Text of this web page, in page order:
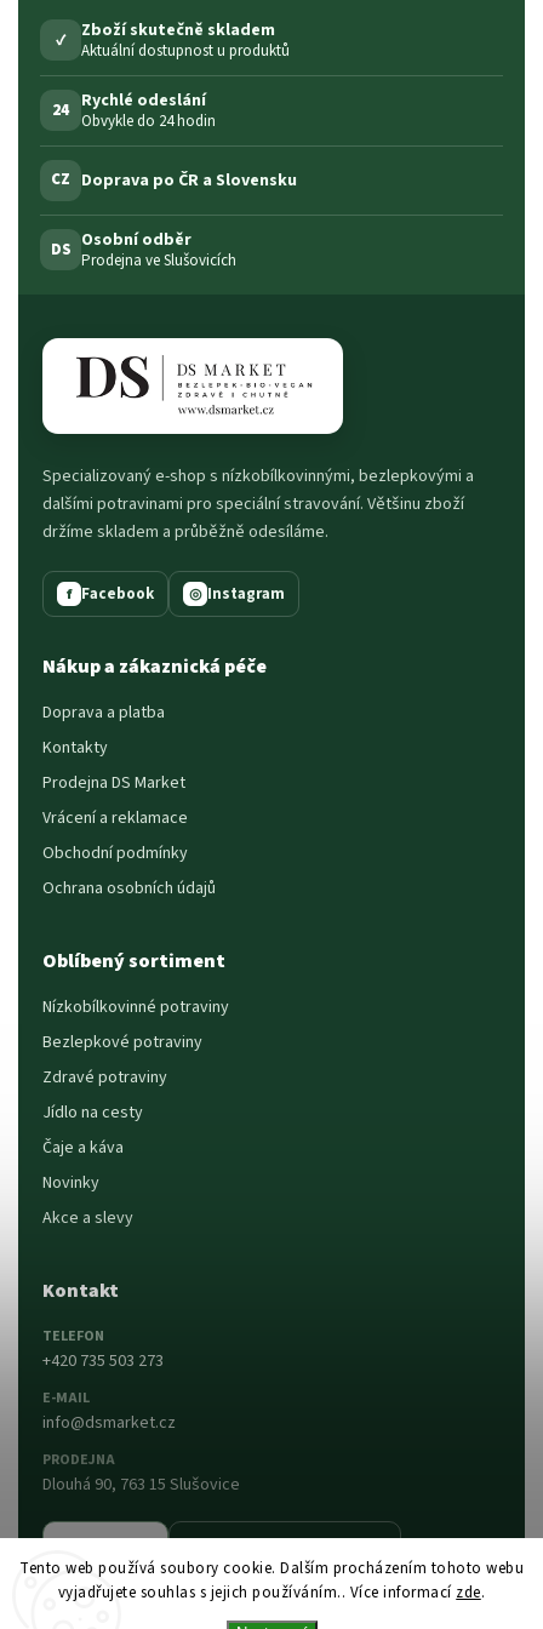
Tento web používá soubory cookie. Dalším procházením tohoto webu
vyjadřujete souhlas s jejich používáním.. Více informací zde.
✓ Zboží skutečně skladem
Aktuální dostupnost u produktů
24 Rychlé odeslání
Obvykle do 24 hodin
CZ Doprava po ČR a Slovensku
DS Osobní odběr
Prodejna ve Slušovicích
Specializovaný e-shop s nízkobílkovinnými, bezlepkovými a
dalšími potravinami pro speciální stravování. Většinu zboží
držíme skladem a průběžně odesíláme.
f Facebook ◎ Instagram
Nákup a zákaznická péče
Doprava a platba
Kontakty
Prodejna DS Market
Vrácení a reklamace
Obchodní podmínky
Ochrana osobních údajů
Oblíbený sortiment
Nízkobílkovinné potraviny
Bezlepkové potraviny
Zdravé potraviny
Jídlo na cesty
Čaje a káva
Novinky
Akce a slevy
Kontakt
TELEFON
+420 735 503 273
E-MAIL
info@dsmarket.cz
PRODEJNA
Dlouhá 90, 763 15 Slušovice